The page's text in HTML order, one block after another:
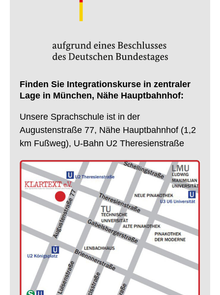
Finden Sie Integrationskurse in zentraler
Lage in München, Nähe Hauptbahnhof:
Unsere Sprachschule ist in der
Augustenstraße 77, Nähe Hauptbahnhof (1,2
km Fußweg), U-Bahn U2 Theresienstraße